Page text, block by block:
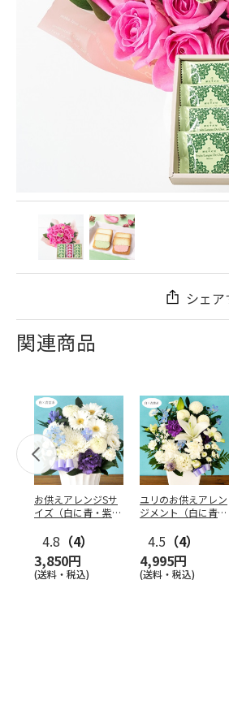
シェア
関連商品
お供えアレンジSサ
イズ（白に青・紫系
4.8 （4）
3,850円
(送料・税込)
ユリのお供えアレン
ジメント（白に青・
4.5 （4）
4,995円
(送料・税込)